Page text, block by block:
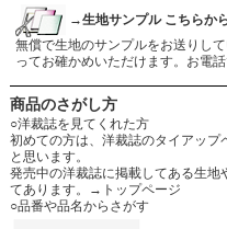
→生地サンプル こちらか
無償で生地のサンプルをお送りし
ってお確かめいただけます。お電
商品のさがし方
○洋裁誌を見てくれた方
初めての方は、洋裁誌のタイアッ
と思います。
発売中の洋裁誌に掲載してある生地
てあります。
→トップページ
○品番や品名からさがす